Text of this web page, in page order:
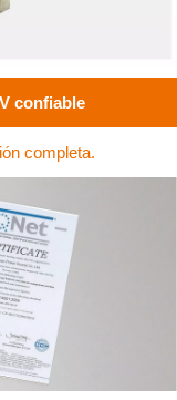
confiable
completa.